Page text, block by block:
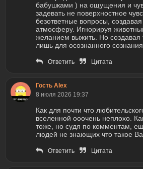
бабушками ) на ощущения и
задевать не поверхностное
безответные вопросы,
атмосферу. Игнорируя
желанием выжить. Но создавая
лишь для осознанного
Ответить Цитата
Гость Alex
8 июля 2026 19:37
Как для почти что
вселенной ооочень неплохо.
тоже, но судя по комментам,
людей не знающих что такое
Ответить Цитата